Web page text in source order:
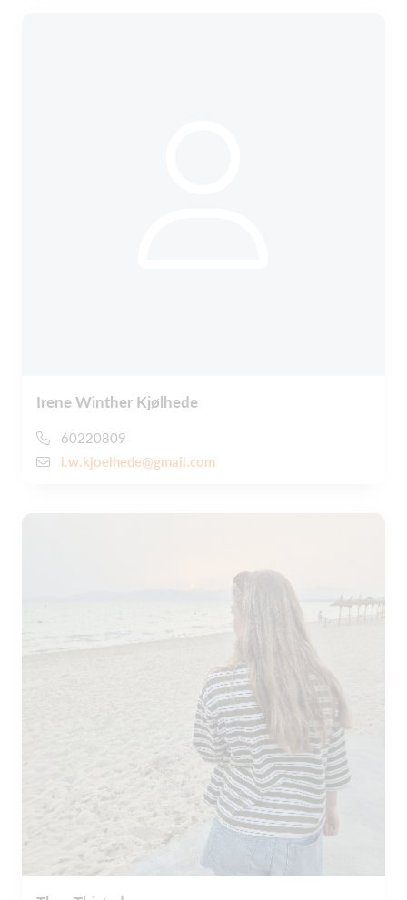
Irene Winther Kjølhede
60220809
i.w.kjoelhede@gmail.com